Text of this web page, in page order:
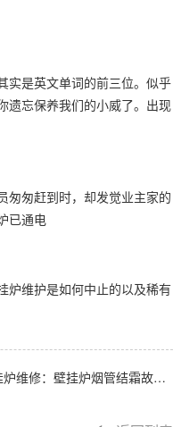
实是英文单词的前三位。似乎
遗忘保养我们的小威了。出现
匆匆赶到时，却发觉业主家的
已通电
炉维护是如何中止的以及稀有
下一篇：诺科石家庄市裕华区壁挂炉维修：壁挂炉烟管结霜故障维修